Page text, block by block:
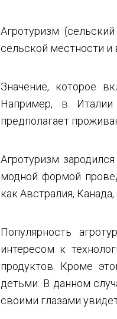
Агротуризм
сельской местности и
Значение, которое
Например, в Италии
предполагает
Агротуризм
модной формой
как Австралия,
Популярность
интересом к
продуктов. Кроме
детьми. В данном
своими глазами